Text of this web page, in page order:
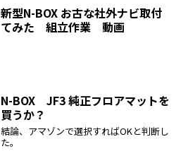
新型N-BOX お古な社外ナビ取付
てみた 組立作業 動画
N-BOX JF3 純正フロアマットを
買うか？
結論、アマゾンで選択すればOKと判断し
た。